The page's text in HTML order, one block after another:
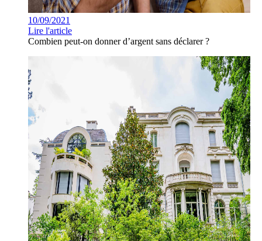
10/09/2021
Lire l'article
Combien peut-on donner d’argent sans déclarer ?